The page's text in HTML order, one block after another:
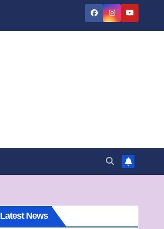
Latest News